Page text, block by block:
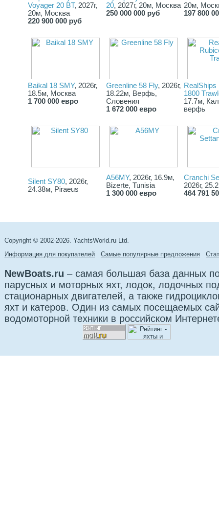
Сертификация СЕ В
** *Цена не является офертой.
Цена яхты от 2 891 000 евро указана при покупке в порту
без учета таможенного оформления.
Voyager 20 BT, 2027г,
20м, Москва
220 900 000 руб
20, 2027г, 20м, Москва
250 000 000 руб
20м,
197 800
Baikal 18 SMY, 2026г,
18.5м, Москва
1 700 000 евро
Greenline 58 Fly, 2026г,
18.22м, Верфь,
Словения
1 672 000 евро
RealShips
1800
17.7м,
верфь
Silent SY80, 2026г,
24.38м, Piraeus
A56MY, 2026г, 16.9м,
Bizerte, Tunisia
1 300 000 евро
Cranchi
2026г,
464 791
Copyright © 2002-2026. YachtsWorld.ru Ltd.
Информация для покупателей
Самые популярные предложения
NewBoats.ru – самая большая база данных
парусных и моторных яхт, лодок, лодочных
стационарных двигателей, а также
яхт и катеров. Один из самых посещаемых
водомоторной техники в российском